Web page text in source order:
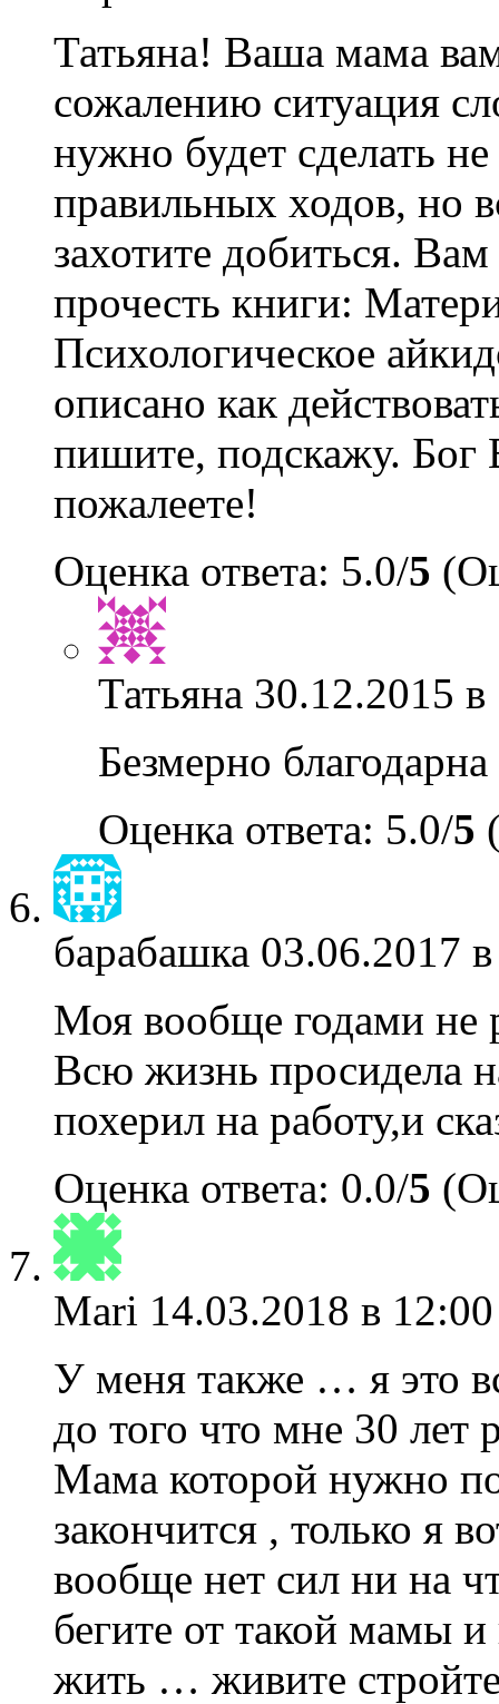
Татьяна! Ваша мама
сожалению ситуация
нужно будет сделать
правильных ходов, но
захотите добиться.
прочесть книги:
Психологическое
описано как
пишите, подскажу.
пожалеете!
Оценка ответа: 5.0/5
Татьяна 30.12.2015
Безмерно благодарна
Оценка ответа: 5.0/5
барабашка 03.06.2017
Моя вообще годами не
Всю жизнь просидела
похерил на работу,и
Оценка ответа: 0.0/5
Mari 14.03.2018 в
У меня также … я это
до того что мне 30 лет
Мама которой нужно
закончится , только я
вообще нет сил ни на
бегите от такой мамы
жить … живите